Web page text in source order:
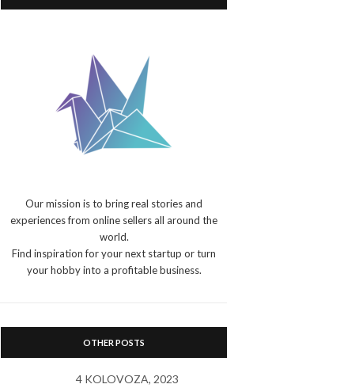
Our mission is to bring real stories and
experiences from online sellers all around the
world.
Find inspiration for your next startup or turn
your hobby into a profitable business.
OTHER POSTS
4 KOLOVOZA, 2023